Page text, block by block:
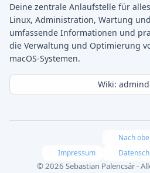
Deine zentrale Anlaufstelle für
Linux, Administration, Wartung
umfassende Informationen und
die Verwaltung und Optimierung
macOS-Systemen.
Wiki:
Impressum
Nach
© 2026 Sebastian Palencsár -